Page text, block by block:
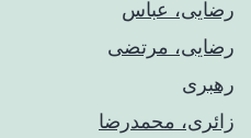
رضایی، عباس
رضایی، مرتضی
رهبری
زائری، محمدرضا